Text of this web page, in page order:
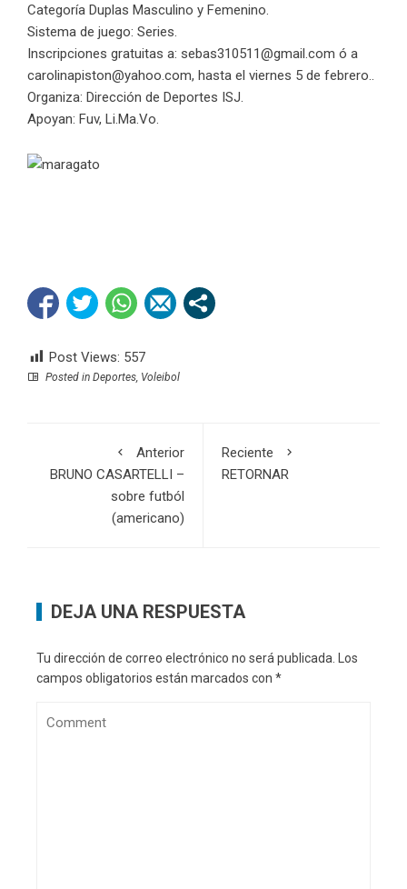
Categoría Duplas Masculino y Femenino.
Sistema de juego: Series.
Inscripciones gratuitas a: sebas310511@gmail.com ó a
carolinapiston@yahoo.com, hasta el viernes 5 de febrero..
Organiza: Dirección de Deportes ISJ.
Apoyan: Fuv, Li.Ma.Vo.
Post Views: 557
Posted in Deportes Voleibol
Anterior
BRUNO CASARTELLI –
sobre futból
(americano)
Reciente
RETORNAR
DEJA UNA RESPUESTA
Tu dirección de correo electrónico no será publicada.
Los
campos obligatorios están marcados con *